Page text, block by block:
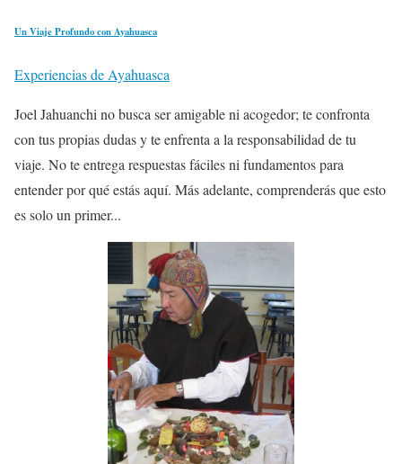
Un Viaje Profundo con Ayahuasca
Experiencias de Ayahuasca
Joel Jahuanchi no busca ser amigable ni acogedor; te confronta
con tus propias dudas y te enfrenta a la responsabilidad de tu
viaje. No te entrega respuestas fáciles ni fundamentos para
entender por qué estás aquí. Más adelante, comprenderás que esto
es solo un primer...